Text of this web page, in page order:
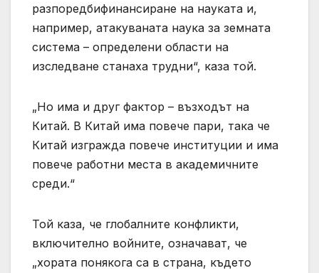
разпоредбифинансиране на науката и,
например, атакуваната наука за земната
система – определени области на
изследване станаха трудни“, каза той.
„Но има и друг фактор – възходът на
Китай. В Китай има повече пари, така че
Китай изгражда повече институции и има
повече работни места в академичните
среди.“
Той каза, че глобалните конфликти,
включително войните, означават, че
„хората понякога са в страна, където